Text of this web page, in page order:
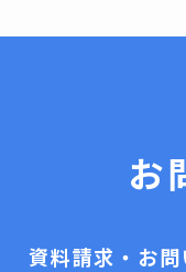
お
資料請求・お